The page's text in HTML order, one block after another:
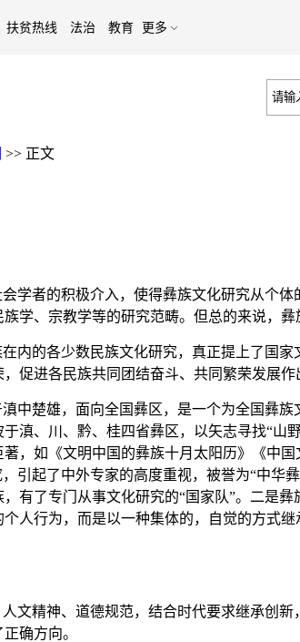
扶贫热线 法治 教育 更多
>> 正文
学者的积极介入，使得彝族文化研究从个
学、宗教学等的研究范畴。但总的来说，彝
内的各少数民族文化研究，真正提上了国
促进各民族共同团结奋斗、共同繁荣发展作
中楚雄，面向全国彝区，是一个为全国彝
滇、川、黔、桂四省彝区，以矢志寻找“山
，如《文明中国的彝族十月太阳历》《中
引起了中外专家的高度重视，被誉为“中华
有了专门从事文化研究的“国家队”。二是
人行为，而是以一种集体的，自觉的方式
文精神、道德规范，结合时代要求继承创
确方向。